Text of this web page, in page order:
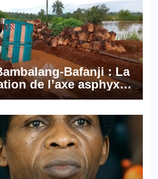
made in
Bafanji : La
de l’axe asphyxie
économiques